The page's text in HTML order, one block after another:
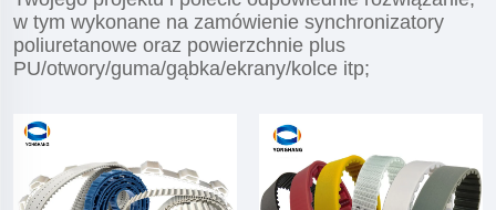
w tym wykonane na zamówienie synchronizatory
poliuretanowe oraz powierzchnie plus
PU/otwory/guma/gąbka/ekrany/kolce itp;